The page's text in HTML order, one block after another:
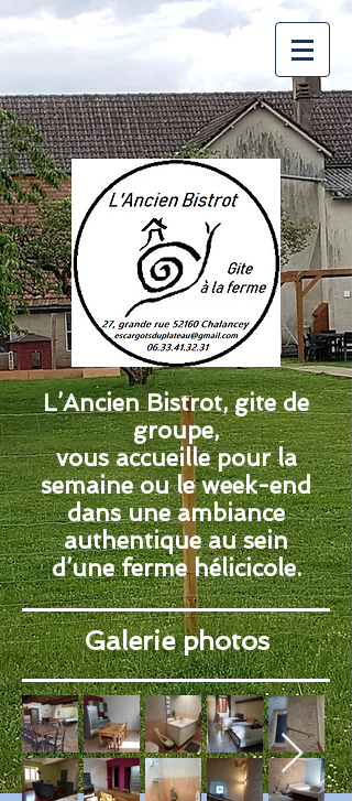
L’Ancien Bistrot, gite de
groupe,
vous accueille pour la
semaine oule week-end
dans une ambiance
authentique au sein
d’une ferme hélicicole.
Galerie photos